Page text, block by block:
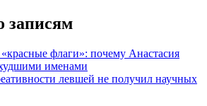
записям
флаги»: почему Анастасия
именами
левшей не получил научных